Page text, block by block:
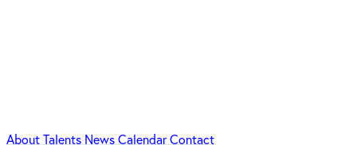
AboutTalents NewsCalendarContact